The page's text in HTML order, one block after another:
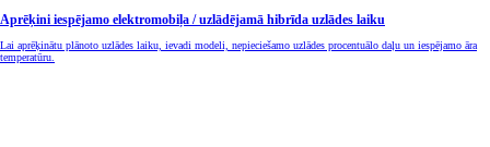
Aprēķini iespējamo elektromobiļa / uzlādējamā hibrīda uzlādes laiku
Lai aprēķinātu plānoto uzlādes laiku, ievadi modeli, nepieciešamo uzlādes procentuālo daļu un iespējamo āra
temperatūru.